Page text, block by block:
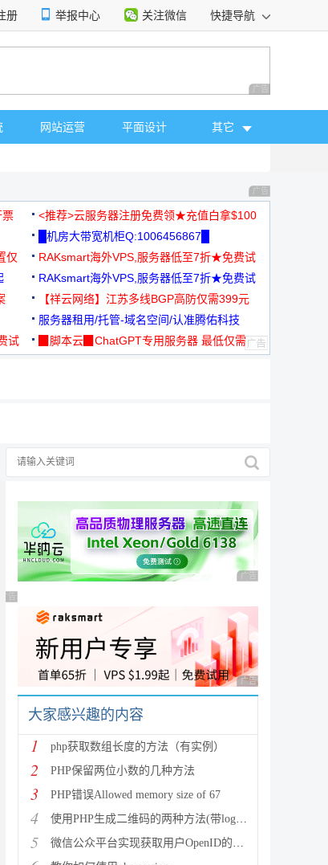
册 举报中心 关注微信 快捷导航
广告 商业广告，理
网站运营 平面设计 其它
广告 商业广告，理
票
<推荐>云服务器注册免费领★充值白拿$100
█机房大带宽机柜Q:1006456867█
仅
RAKsmart海外VPS,服务器低至7折★免费试
用★
RAKsmart海外VPS,服务器低至7折★免费试
用★
【祥云网络】江苏多线BGP高防仅需399元
服务器租用/托管-域名空间/认准腾佑科技
试
▉脚本云▉ChatGPT专用服务器 最低仅需
method="post">
>
广告 商业广告，理性
广告 商业广告，理性选择
广告 商业广告，理性
大家感兴趣的内容
1 php获取数组长度的方法（有实例）
2 PHP保留两位小数的几种方法
3 PHP错误Allowed memory size of 67
4 使用PHP生成二维码的两种方法(带logo图像)
5 微信公众平台实现获取用户OpenID的方法